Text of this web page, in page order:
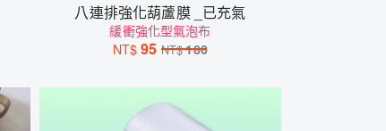
八連排強化葫蘆膜 _已充氣
緩衝強化型氣泡布
NT$ 95 NT$180